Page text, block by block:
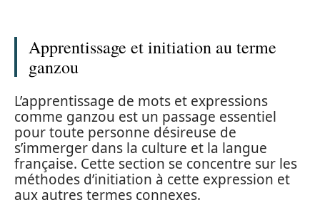
Apprentissage et initiation au terme
ganzou
L’apprentissage de mots et expressions
comme ganzou est un passage essentiel
pour toute personne désireuse de
s’immerger dans la culture et la langue
française. Cette section se concentre sur les
méthodes d’initiation à cette expression et
aux autres termes connexes.